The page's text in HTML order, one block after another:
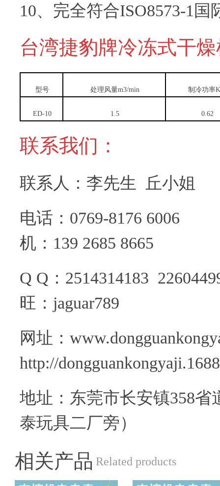
10、完全符合ISO8573-1国
台湾捷豹牌冷冻式干
型号 处理风量m3/min 制冷功率
ED-10 1.5 0.62
联系我们：
联系人：李先生 丘小姐
电话：
机：139 2685 8665
Q Q：
旺：jaguar789
网址：
http://
地址：东莞市长安镇358
泰玩具二厂旁）
相关产品 Related products